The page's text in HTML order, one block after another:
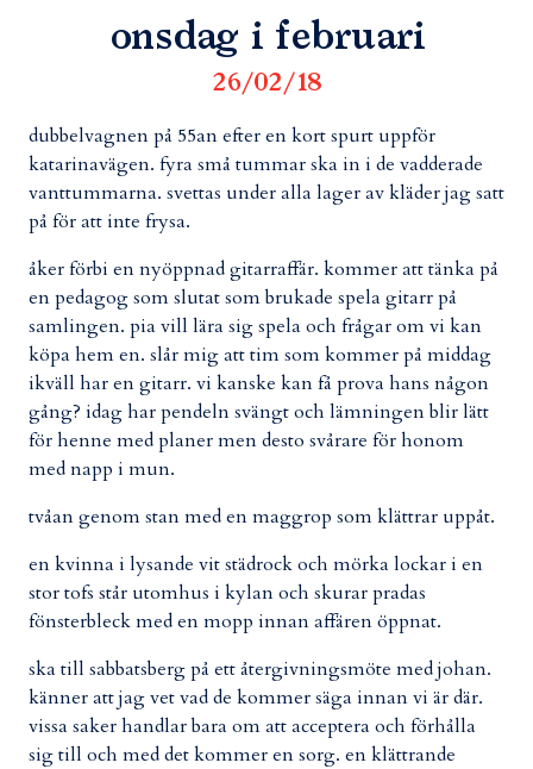
onsdag i februari
26/02/18
dubbelvagnen på 55an efter en kort spurt uppför
katarinavägen. fyra små tummar ska in i de vadderade
vanttummarna. svettas under alla lager av kläder jag satt
på för att inte frysa.
åker förbi en nyöppnad gitarraffär. kommer att tänka på
en pedagog som slutat som brukade spela gitarr på
samlingen. pia vill lära sig spela och frågar om vi kan
köpa hem en. slår mig att tim som kommer på middag
ikväll har en gitarr. vi kanske kan få prova hans någon
gång? idag har pendeln svängt och lämningen blir lätt
för henne med planer men desto svårare för honom
med napp i mun.
tvåan genom stan med en maggrop som klättrar uppåt.
en kvinna i lysande vit städrock och mörka lockar i en
stor tofs står utomhus i kylan och skurar pradas
fönsterbleck med en mopp innan affären öppnat.
ska till sabbatsberg på ett återgivningsmöte med johan.
känner att jag vet vad de kommer säga innan vi är där.
vissa saker handlar bara om att acceptera och förhålla
sig till och med det kommer en sorg. en klättrande